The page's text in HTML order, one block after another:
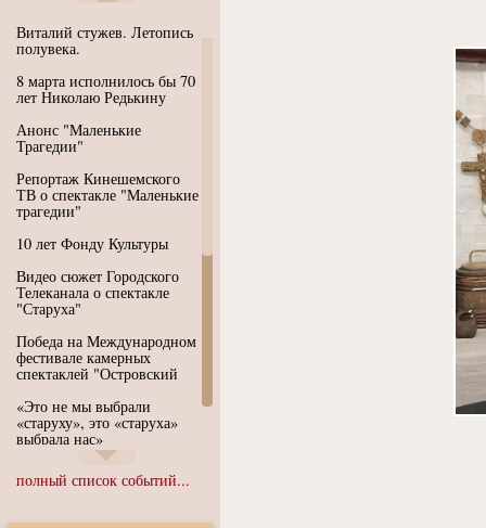
Виталий стужев. Летопись
полувека.
8 марта исполнилось бы 70
лет Николаю Редькину
Анонс "Маленькие
Трагедии"
Репортаж Кинешемского
ТВ о спектакле "Маленькие
трагедии"
10 лет Фонду Культуры
Видео сюжет Городского
Телеканала о спектакле
"Старуха"
Победа на Международном
фестивале камерных
спектаклей "Островский
«Это не мы выбрали
«старуху», это «старуха»
выбрала нас»
Иммерсивный спектакль
"Язык чистого полета
полный список событий...